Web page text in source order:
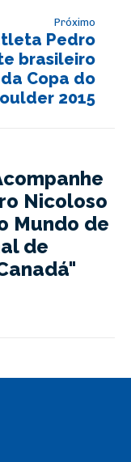
Próximo
Pedro
brasileiro
Copa do
2015
Nicoloso
Mundo de
de